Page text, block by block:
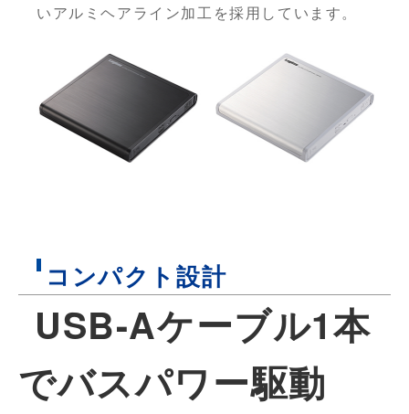
いアルミヘアライン加工を採用しています。
コンパクト設計
USB-Aケーブル1本
でバスパワー駆動